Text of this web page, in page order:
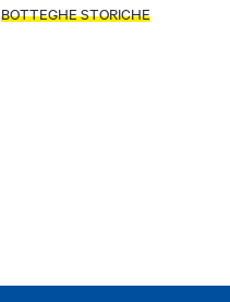
BOTTEGHE STORICHE